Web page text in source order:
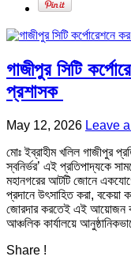
গাজীপুর সিটি
প্রশাসক
May 12, 2026 Leave
মোঃ ইব্রাহীম খলিল ‎গাজীপুর
স্বনির্ভর’ এই প্রতিপাদ্যকে
মহানগরের আটটি জোনে
প্রদানে উৎসাহিত করা, বকেয়া
জোরদার করতেই এই আয়োজন
আঞ্চলিক কার্যালয়ে
Share !